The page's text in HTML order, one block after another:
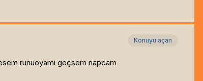
Konuyu açan
runuoyamı geçsem napcam